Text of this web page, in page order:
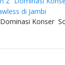
Konser